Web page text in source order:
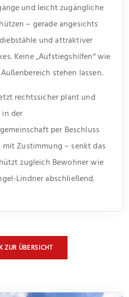
und leicht zugängliche
– gerade angesichts
und attraktiver
Keine „Aufstiegshilfen“ wie
stehen lassen.
rechtssicher plant und
der
per Beschluss
Zustimmung – senkt das
zugleich Bewohner wie
Lindner abschließend.
ZUR ÜBERSICHT